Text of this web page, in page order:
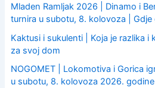
Mladen Ramljak 2026 | Dinamo i
turnira u subotu, 8. kolovoza |
Kaktusi i sukulenti | Koja je razlika i
za svoj dom
NOGOMET | Lokomotiva i Gorica
u subotu, 8. kolovoza 2026.